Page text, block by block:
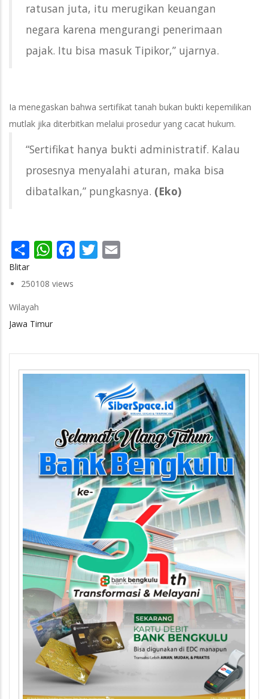
ratusan juta, itu merugikan keuangan
negara karena mengurangi penerimaan
pajak. Itu bisa masuk Tipikor,” ujarnya.
Ia menegaskan bahwa sertifikat tanah bukan bukti kepemilikan
mutlak jika diterbitkan melalui prosedur yang cacat hukum.
“Sertifikat hanya bukti administratif. Kalau
prosesnya menyalahi aturan, maka bisa
dibatalkan,” pungkasnya. (Eko)
Share WhatsAppFacebook
Twitter
Blitar
250108 views
Wilayah
Jawa Timur